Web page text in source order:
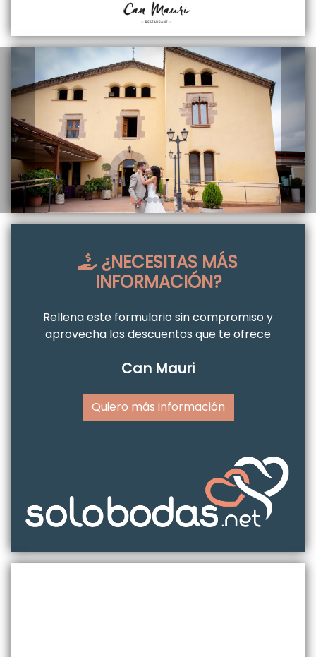
¿NECESITAS MÁS
INFORMACIÓN?
Rellena este formulario sin compromiso y
aprovecha los descuentos que te ofrece
Can Mauri
Quiero más información